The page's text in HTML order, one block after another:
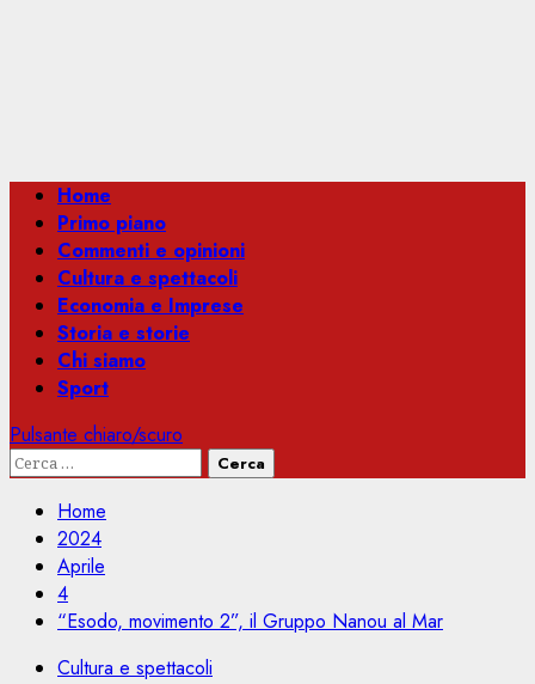
Menu
principale
Home
Primo piano
Commenti e opinioni
Cultura e spettacoli
Economia e Imprese
Storia e storie
Chi siamo
Sport
Pulsante chiaro/scuro
Ricerca
Home
2024
Aprile
4
“Esodo, movimento 2”, il Gruppo Nanou al Mar
Cultura e spettacoli